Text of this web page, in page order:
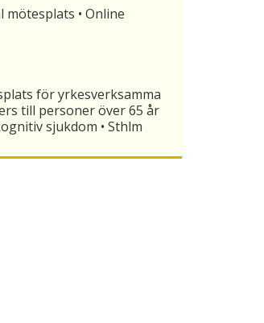
mötesplats • Online
för yrkesverksamma
till personer över 65 år
sjukdom • Sthlm